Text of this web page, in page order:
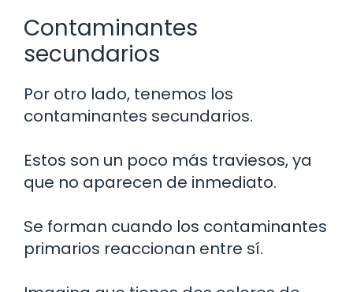
Contaminantes
secundarios
Por otro lado, tenemos los
contaminantes secundarios.
Estos son un poco más traviesos, ya
que no aparecen de inmediato.
Se forman cuando los contaminantes
primarios reaccionan entre sí.